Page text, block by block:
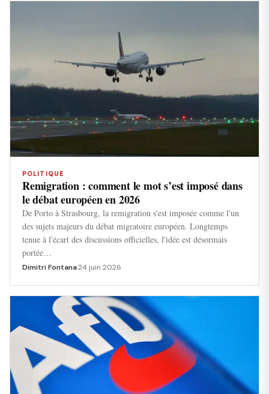
POLITIQUE
Remigration : comment le mot s’est imposé dans
le débat européen en 2026
De Porto à Strasbourg, la remigration s'est imposée comme l'un
des sujets majeurs du débat migratoire européen. Longtemps
tenue à l'écart des discussions officielles, l'idée est désormais
portée…
Dimitri Fontana·24 juin 2026